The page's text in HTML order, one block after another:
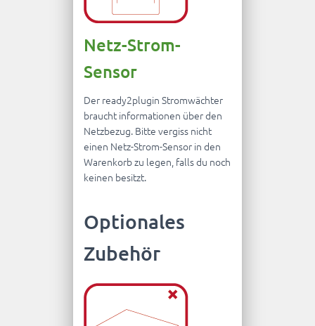
Netz-Strom-
Sensor
Der ready2plugin Stromwächter
braucht informationen über den
Netzbezug. Bitte vergiss nicht
einen Netz-Strom-Sensor in den
Warenkorb zu legen, falls du noch
keinen besitzt.
Optionales
Zubehör